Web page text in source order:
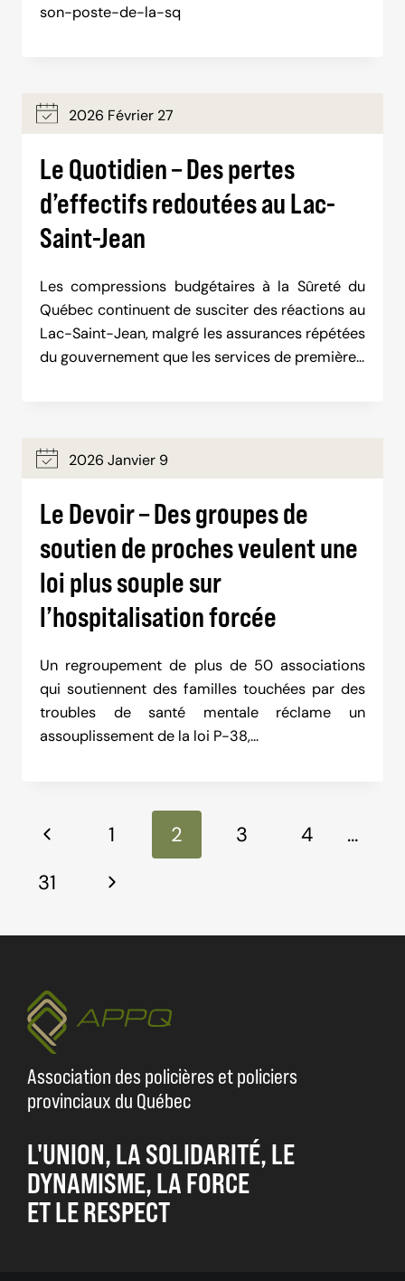
son-poste-de-la-sq
2026 Février 27
Le Quotidien – Des pertes
d’effectifs redoutées au Lac-
Saint-Jean
Les compressions budgétaires à la Sûreté du
Québec continuent de susciter des réactions au
Lac-Saint-Jean, malgré les assurances répétées
du gouvernement que les services de première…
2026 Janvier 9
Le Devoir – Des groupes de
soutien de proches veulent une
loi plus souple sur
l’hospitalisation forcée
Un regroupement de plus de 50 associations
qui soutiennent des familles touchées par des
troubles de santé mentale réclame un
assouplissement de la loi P-38,…
Navigation
Previous
Page
1 2 3 4
…
31
Next
Association des policières et policiers
provinciaux du Québec
L'UNION, LA SOLIDARITÉ, LE
DYNAMISME, LA FORCE
ET LE RESPECT